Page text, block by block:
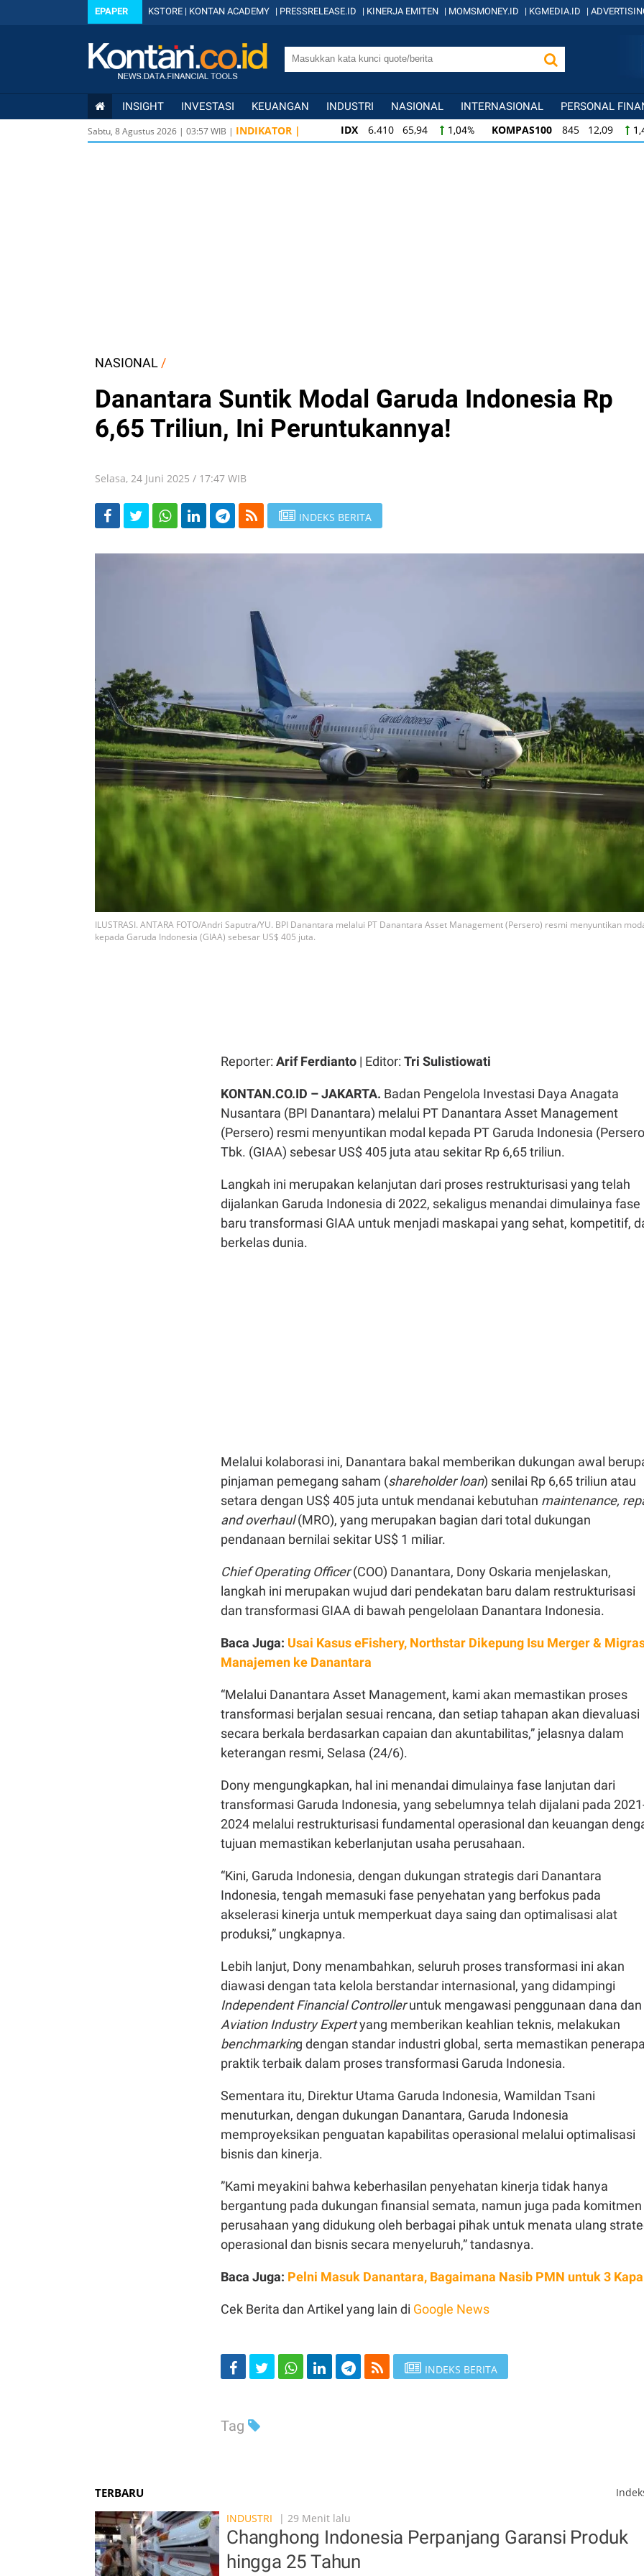
EPAPER KSTORE | KONTAN ACADEMY | PRESSRELEASE.ID | KINERJA EMITEN | MOMSMONEY.ID | KGMEDIA.ID |
INSIGHT INVESTASI KEUANGAN INDUSTRI NASIONAL INTERNASIONAL PERSONAL
Sabtu, 8 Agustus 2026 | 03:57WIB | INDIKATOR | IDX 6.410 65,94 1,04% KOMPAS100 845 12,09
KOMPAS100 845 12,09 1,45% LQ45 640 9,44
NASIONAL /
Danantara Suntik Modal Garuda Indonesia Rp
6,65 Triliun, Ini Peruntukannya!
Selasa, 24 Juni 2025 / 17:47 WIB
INDEKS BERITA
ILUSTRASI. ANTARA FOTO/Andri Saputra/YU. BPI Danantara melalui PT Danantara Asset Management (Persero) resmi menyuntikan
kepada Garuda Indonesia (GIAA) sebesar US$ 405 juta.
Reporter: Arif Ferdianto | Editor: Tri Sulistiowati
KONTAN.CO.ID – JAKARTA. Badan Pengelola Investasi Daya Anagata
Nusantara (BPI Danantara) melalui PT Danantara Asset Management
(Persero) resmi menyuntikan modal kepada PT Garuda Indonesia
Tbk. (GIAA) sebesar US$ 405 juta atau sekitar Rp 6,65 triliun.
Langkah ini merupakan kelanjutan dari proses restrukturisasi yang telah
dijalankan Garuda Indonesia di 2022, sekaligus menandai dimulainya fase
baru transformasi GIAA untuk menjadi maskapai yang sehat, kompetitif,
berkelas dunia.
Melalui kolaborasi ini, Danantara bakal memberikan dukungan awal
pinjaman pemegang saham (shareholder loan) senilai Rp 6,65 triliun atau
setara dengan US$ 405 juta untuk mendanai kebutuhan maintenance,
and overhaul(MRO), yang merupakan bagian dari total dukungan
pendanaan bernilai sekitar US$ 1 miliar.
Chief Operating Officer(COO) Danantara, Dony Oskaria menjelaskan,
langkah ini merupakan wujud dari pendekatan baru dalam restrukturisasi
dan transformasi GIAA di bawah pengelolaan Danantara Indonesia.
Baca Juga: Usai Kasus eFishery, Northstar Dikepung Isu Merger &
Manajemen ke Danantara
“Melalui Danantara Asset Management, kami akan memastikan proses
transformasi berjalan sesuai rencana, dan setiap tahapan akan dievaluasi
secara berkala berdasarkan capaian dan akuntabilitas,” jelasnya dalam
keterangan resmi, Selasa (24/6).
Dony mengungkapkan, hal ini menandai dimulainya fase lanjutan dari
transformasi Garuda Indonesia, yang sebelumnya telah dijalani pada
2024 melalui restrukturisasi fundamental operasional dan keuangan
tujuan memastikan keberlanjutan usaha perusahaan.
“Kini, Garuda Indonesia, dengan dukungan strategis dari Danantara
Indonesia, tengah memasuki fase penyehatan yang berfokus pada
akselerasi kinerja untuk memperkuat daya saing dan optimalisasi alat
produksi,” ungkapnya.
Lebih lanjut, Dony menambahkan, seluruh proses transformasi ini akan
diawasi dengan tata kelola berstandar internasional, yang didampingi
Independent Financial Controlleruntuk mengawasi penggunaan dana dan
Aviation Industry Expertyang memberikan keahlian teknis, melakukan
benchmarking dengan standar industri global, serta memastikan
praktik terbaik dalam proses transformasi Garuda Indonesia.
Sementara itu, Direktur Utama Garuda Indonesia, Wamildan Tsani
menuturkan, dengan dukungan Danantara, Garuda Indonesia
memproyeksikan penguatan kapabilitas operasional melalui optimalisasi
bisnis dan kinerja.
”Kami meyakini bahwa keberhasilan penyehatan kinerja tidak hanya
bergantung pada dukungan finansial semata, namun juga pada komitmen
perusahaan yang didukung oleh berbagai pihak untuk menata ulang
operasional dan bisnis secara menyeluruh,” tandasnya.
Baca Juga: Pelni Masuk Danantara, Bagaimana Nasib PMN untuk 3
Cek Berita dan Artikel yang lain di Google News
INDEKS BERITA
Tag
TERBARU
INDUSTRI
| 29 Menit lalu
Changhong Indonesia Perpanjang Garansi Produk
hingga 25 Tahun